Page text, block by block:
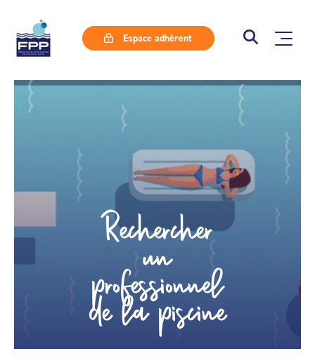
Espace adhérent
Rechercher
un
professionnel
de la piscine